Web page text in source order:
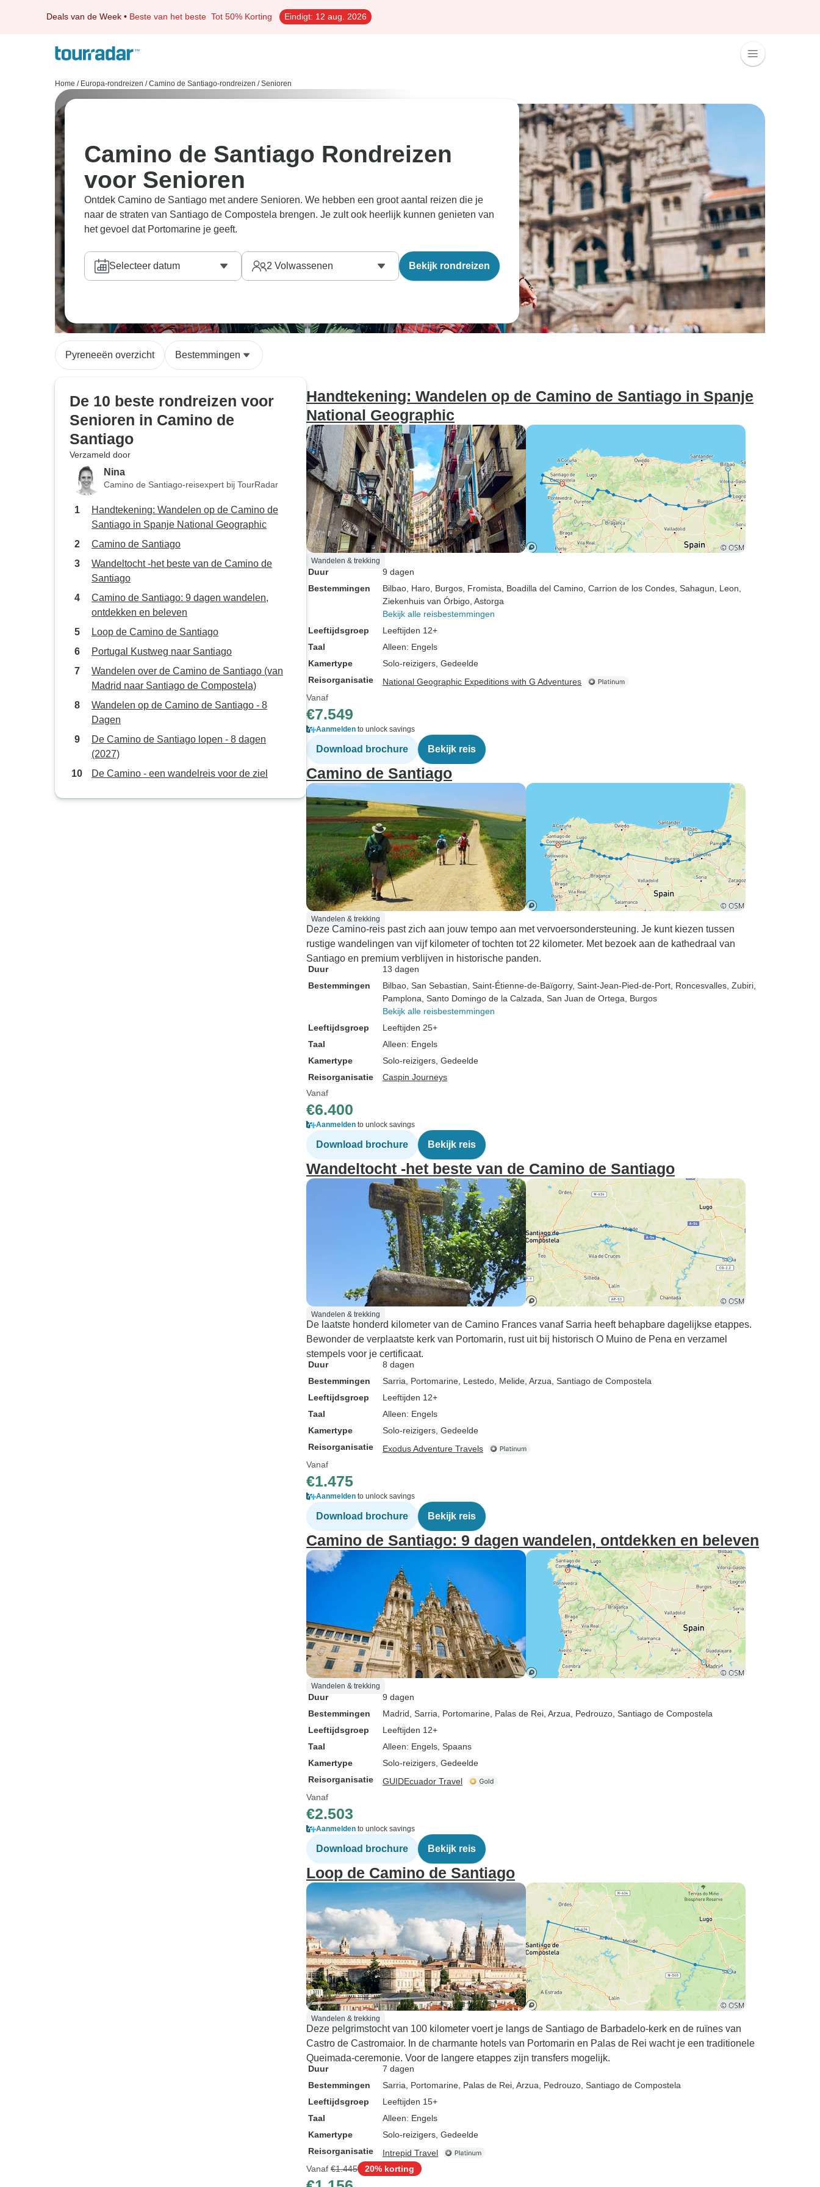
Deals van de Week • Beste van het beste Tot 50% Korting Eindigt: 12 aug. 2026
Home / Europa-rondreizen / Camino de Santiago-rondreizen / Senioren
Camino de Santiago Rondreizen
voor Senioren
Ontdek Camino de Santiago met andere Senioren. We hebben een groot aantal reizen die je
naar de straten van Santiago de Compostela brengen. Je zult ook heerlijk kunnen genieten van
het gevoel dat Portomarine je geeft.
Selecteer datum 2 Volwassenen Bekijk rondreizen
Pyreneeën overzicht Bestemmingen
De 10 beste rondreizen voor
Senioren in Camino de
Santiago
Verzameld door
Nina
Camino de Santiago-reisexpert bij TourRadar
Handtekening: Wandelen op de Camino de
Santiago in Spanje National Geographic
Camino de Santiago
Wandeltocht -het beste van de Camino de
Santiago
Camino de Santiago: 9 dagen wandelen,
ontdekken en beleven
Loop de Camino de Santiago
Portugal Kustweg naar Santiago
Wandelen over de Camino de Santiago (van
Madrid naar Santiago de Compostela)
Wandelen op de Camino de Santiago - 8
Dagen
De Camino de Santiago lopen - 8 dagen
(2027)
De Camino - een wandelreis voor de ziel
Handtekening: Wandelen op de Camino de Santiago in Spanje
National Geographic
Wandelen & trekking
Duur
9 dagen
Bestemmingen
Bilbao , Haro , Burgos , Fromista , Boadilla del Camino , Carrion de los Condes , Sahagun , Leon
Ziekenhuis van Órbigo , Astorga
Bekijk alle reisbestemmingen
Leeftijdsgroep
Leeftijden 12+
Taal
Alleen: Engels
Kamertype
Solo-reizigers, Gedeelde
Reisorganisatie
National Geographic Expeditions with G Adventures
Vanaf
€7.549
Aanmelden to unlock savings
Download brochure Bekijk reis
Camino de Santiago
Wandelen & trekking
Deze Camino-reis past zich aan jouw tempo aan met vervoersondersteuning. Je kunt kiezen tussen
rustige wandelingen van vijf kilometer of tochten tot 22 kilometer. Met bezoek aan de kathedraal van
Santiago en premium verblijven in historische panden.
Duur
13 dagen
Bestemmingen
Bilbao , San Sebastian , Saint-Étienne-de-Baïgorry, Saint-Jean-Pied-de-Port , Roncesvalles , Zubiri
Pamplona , Santo Domingo de la Calzada , San Juan de Ortega , Burgos
Bekijk alle reisbestemmingen
Leeftijdsgroep
Leeftijden 25+
Taal
Alleen: Engels
Kamertype
Solo-reizigers, Gedeelde
Reisorganisatie
Caspin Journeys
Vanaf
€6.400
Aanmelden to unlock savings
Download brochure Bekijk reis
Wandeltocht -het beste van de Camino de Santiago
Wandelen & trekking
De laatste honderd kilometer van de Camino Frances vanaf Sarria heeft behapbare dagelijkse etappes.
Bewonder de verplaatste kerk van Portomarin, rust uit bij historisch O Muino de Pena en verzamel
stempels voor je certificaat.
Duur
8 dagen
Bestemmingen
Sarria , Portomarine , Lestedo , Melide , Arzua , Santiago de Compostela
Leeftijdsgroep
Leeftijden 12+
Taal
Alleen: Engels
Kamertype
Solo-reizigers, Gedeelde
Reisorganisatie
Exodus Adventure Travels
Vanaf
€1.475
Aanmelden to unlock savings
Download brochure Bekijk reis
Camino de Santiago: 9 dagen wandelen, ontdekken en beleven
Wandelen & trekking
Duur
9 dagen
Bestemmingen
Madrid , Sarria , Portomarine , Palas de Rei , Arzua , Pedrouzo , Santiago de Compostela
Leeftijdsgroep
Leeftijden 12+
Taal
Alleen: Engels, Spaans
Kamertype
Solo-reizigers, Gedeelde
Reisorganisatie
GUIDEcuador Travel
Vanaf
€2.503
Aanmelden to unlock savings
Download brochure Bekijk reis
Loop de Camino de Santiago
Wandelen & trekking
Deze pelgrimstocht van 100 kilometer voert je langs de Santiago de Barbadelo-kerk en de ruïnes van
Castro de Castromaior. In de charmante hotels van Portomarin en Palas de Rei wacht je een traditionele
Queimada-ceremonie. Voor de langere etappes zijn transfers mogelijk.
Duur
7 dagen
Bestemmingen
Sarria , Portomarine , Palas de Rei , Arzua , Pedrouzo , Santiago de Compostela
Leeftijdsgroep
Leeftijden 15+
Taal
Alleen: Engels
Kamertype
Solo-reizigers, Gedeelde
Reisorganisatie
Intrepid Travel
Vanaf €1.445 20% korting